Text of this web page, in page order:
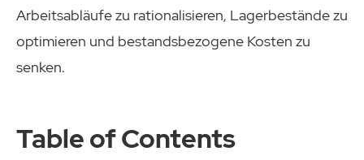
Arbeitsabläufe zu rationalisieren, Lagerbestände zu
optimieren und bestandsbezogene Kosten zu
senken.
Table of Contents